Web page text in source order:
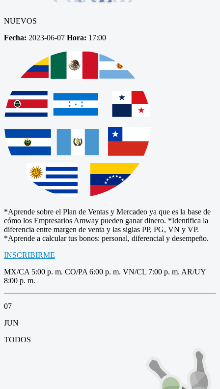
NUEVOS
Fecha: 2023-06-07 Hora: 17:00
*Aprende sobre el Plan de Ventas y Mercadeo ya que es la base de
cómo los Empresarios Amway pueden ganar dinero. *Identifica la
diferencia entre margen de venta y las siglas PP, PG, VN y VP.
*Aprende a calcular tus bonos: personal, diferencial y desempeño.
INSCRIBIRME
MX/CA 5:00 p. m. CO/PA 6:00 p. m. VN/CL 7:00 p. m. AR/UY
8:00 p. m.
07
JUN
TODOS